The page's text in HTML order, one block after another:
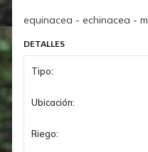
equinacea - echinacea -
DETALLES
Tipo:
Ubicación:
Riego: